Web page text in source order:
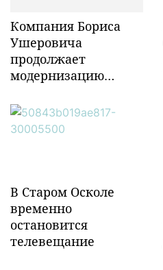
Компания Бориса
Ушеровича
продолжает
модернизацию
инфраструктуры в
Забайкалье
В Старом Осколе
временно
остановится
телевещание